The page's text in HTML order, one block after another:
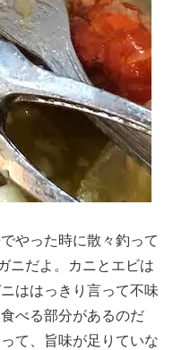
やった時に散々釣って
ニだよ。カニとエビは
ははっきり言って不味
べる部分があるのだ
て、旨味が足りていな